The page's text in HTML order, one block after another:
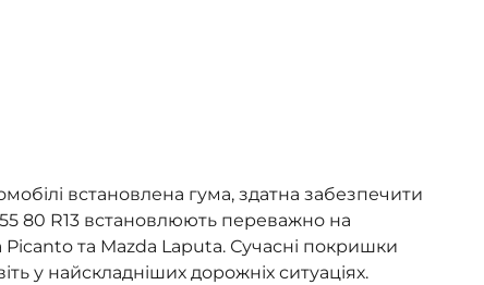
встановлена гума, здатна забезпечити
80 R13 встановлюють переважно на
Picanto та Mazda Laputa. Сучасні покришки
у найскладніших дорожніх ситуаціях.